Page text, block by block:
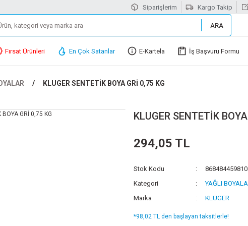
Siparişlerim Kargo Takip
ARA
Fırsat Ürünleri En Çok Satanlar E-Kartela İş Başvuru Formu
KLUGER SENTETİK BOYA GRİ 0,75 KG
KLUGER SENTETİK
294,05 TL
Stok Kodu
Kategori
YAĞLI
Marka
KLUGER
*98,02 TL den başlayan taksitlerle!